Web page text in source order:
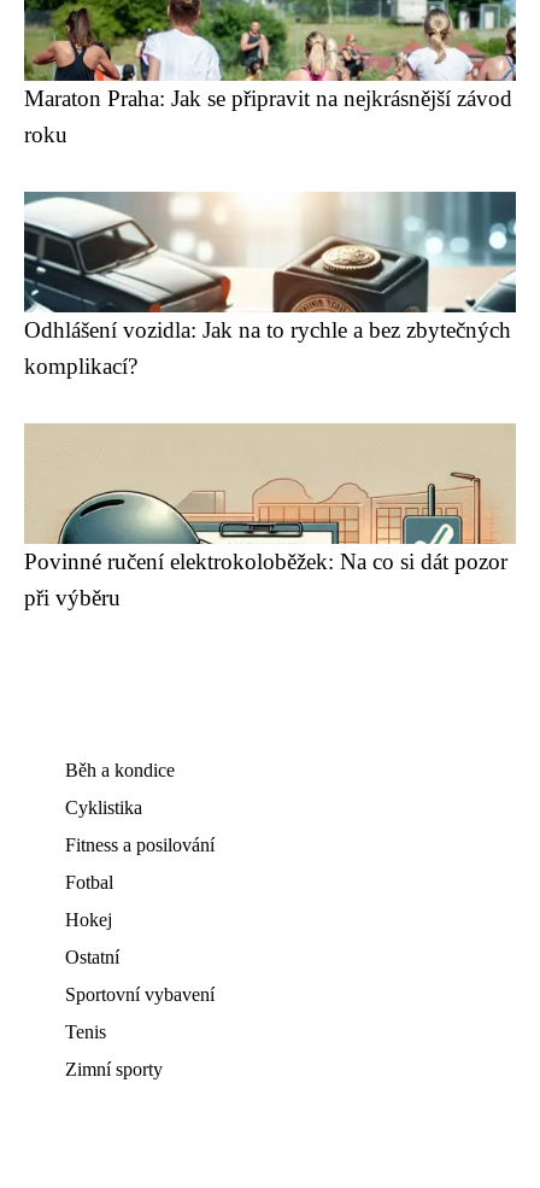
Maraton Praha: Jak se připravit na nejkrásnější závod
roku
Odhlášení vozidla: Jak na to rychle a bez zbytečných
komplikací?
Povinné ručení elektrokoloběžek: Na co si dát pozor
při výběru
Běh a kondice
Cyklistika
Fitness a posilování
Fotbal
Hokej
Ostatní
Sportovní vybavení
Tenis
Zimní sporty